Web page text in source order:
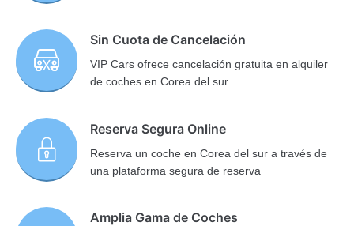
Sin Cuota de Cancelación
VIP Cars ofrece cancelación gratuita en alquiler
de coches en Corea del sur
Reserva Segura Online
Reserva un coche en Corea del sur a través de
una plataforma segura de reserva
Amplia Gama de Coches